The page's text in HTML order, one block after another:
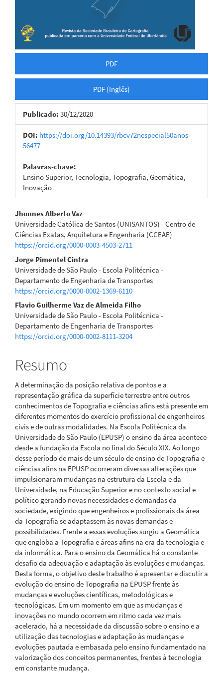
PDF
PDF (Inglês)
Publicado: 30/12/2020
DOI: https://doi.org/10.14393/rbcv72nespecial50anos-
56477
Palavras-chave:
Ensino Superior, Tecnologia, Topografia, Geomática,
Inovação
Conteúdo
do
artigo
principal
Jhonnes Alberto Vaz
Universidade Católica de Santos (UNISANTOS) - Centro de
Ciências Exatas, Arquitetura e Engenharia (CCEAE)
https://orcid.org/0000-0003-4503-2711
Jorge Pimentel Cintra
Universidade de São Paulo - Escola Politécnica -
Departamento de Engenharia de Transportes
https://orcid.org/0000-0002-1369-6110
Flavio Guilherme Vaz de Almeida Filho
Universidade de São Paulo - Escola Politécnica -
Departamento de Engenharia de Transportes
https://orcid.org/0000-0002-8111-3204
Resumo
A determinação da posição relativa de pontos e a
representação gráfica da superfície terrestre entre outros
conhecimentos de Topografia e ciências afins está presente em
diferentes momentos do exercício profissional de engenheiros
civis e de outras modalidades. Na Escola Politécnica da
Universidade de São Paulo (EPUSP) o ensino da área acontece
desde a fundação da Escola no final do Século XIX. Ao longo
desse período de mais de um século de ensino de Topografia e
ciências afins na EPUSP ocorreram diversas alterações que
impulsionaram mudanças na estrutura da Escola e da
Universidade, na Educação Superior e no contexto social e
político gerando novas necessidades e demandas da
sociedade, exigindo que engenheiros e profissionais da área
da Topografia se adaptassem às novas demandas e
possibilidades. Frente a essas evoluções surgiu a Geomática
que engloba a Topografia e áreas afins na era da tecnologia e
da informática. Para o ensino da Geomática há o constante
desafio da adequação e adaptação às evoluções e mudanças.
Desta forma, o objetivo deste trabalho é apresentar e discutir a
evolução do ensino de Topografia na EPUSP frente às
mudanças e evoluções científicas, metodológicas e
tecnológicas. Em um momento em que as mudanças e
inovações no mundo ocorrem em ritmo cada vez mais
acelerado, há a necessidade da discussão sobre o ensino e a
utilização das tecnologias e adaptação às mudanças e
evoluções pautada e embasada pelo ensino fundamentado na
valorização dos conceitos permanentes, frentes à tecnologia
em constante mudança.